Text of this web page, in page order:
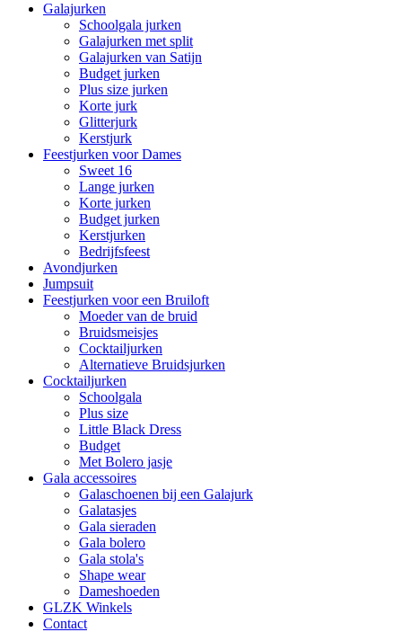
Galajurken
Schoolgala jurken
Galajurken met split
Galajurken van Satijn
Budget jurken
Plus size jurken
Korte jurk
Glitterjurk
Kerstjurk
Feestjurken voor Dames
Sweet 16
Lange jurken
Korte jurken
Budget jurken
Kerstjurken
Bedrijfsfeest
Avondjurken
Jumpsuit
Feestjurken voor een Bruiloft
Moeder van de bruid
Bruidsmeisjes
Cocktailjurken
Alternatieve Bruidsjurken
Cocktailjurken
Schoolgala
Plus size
Little Black Dress
Budget
Met Bolero jasje
Gala accessoires
Galaschoenen bij een Galajurk
Galatasjes
Gala sieraden
Gala bolero
Gala stola's
Shape wear
Dameshoeden
GLZK Winkels
Contact